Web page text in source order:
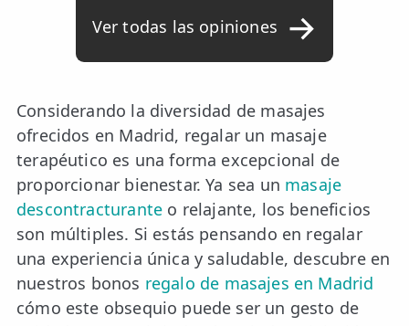
Ver todas las opiniones
Considerando la diversidad de masajes
ofrecidos en Madrid, regalar un masaje
terapéutico es una forma excepcional de
proporcionar bienestar. Ya sea un masaje
descontracturante o relajante, los beneficios
son múltiples. Si estás pensando en regalar
una experiencia única y saludable, descubre en
nuestros bonos regalo de masajes en Madrid
cómo este obsequio puede ser un gesto de